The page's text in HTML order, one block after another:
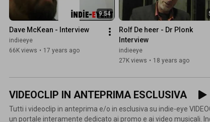
9:54
Dave McKean - Interview
indieeye
66K views • 17 years ago
Rolf De heer - Dr Plonk
Interview
indieeye
27K views • 18 years ago
VIDEOCLIP IN ANTEPRIMA ESCLUSIVA
Tutti i videoclip in anteprima e/o in esclusiva su indie-eye VIDEOCLIP, la prima testata italiana con
un portale interamente dedicato ai promo e ai video musicali.